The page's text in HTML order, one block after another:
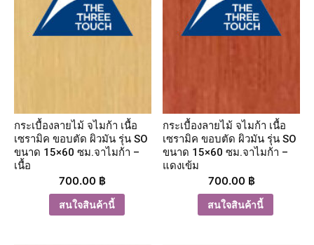
กระเบื้องลายไม้ จไมก้า เนื้อ
เซรามิค ขอบตัด ผิวมัน รุ่น SO
ขนาด 15×60 ซม.จาไมก้า –
เนื้อ
700.00 ฿
สนใจสินค้านี้
กระเบื้องลายไม้ จไมก้า เนื้อ
เซรามิค ขอบตัด ผิวมัน รุ่น SO
ขนาด 15×60 ซม.จาไมก้า –
แดงเข้ม
700.00 ฿
สนใจสินค้านี้